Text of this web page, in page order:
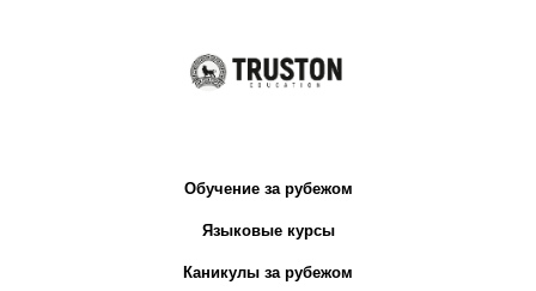
Обучение за рубежом
Языковые курсы
Каникулы за рубежом